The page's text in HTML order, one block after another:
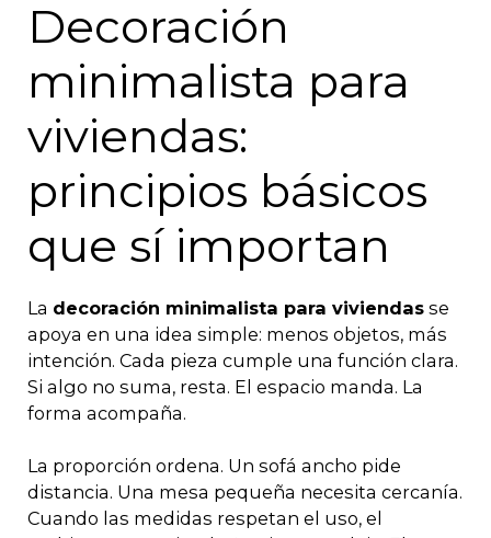
Decoración
minimalista para
viviendas:
principios básicos
que sí importan
La decoración minimalista para viviendas se
apoya en una idea simple: menos objetos, más
intención. Cada pieza cumple una función clara.
Si algo no suma, resta. El espacio manda. La
forma acompaña.
La proporción ordena. Un sofá ancho pide
distancia. Una mesa pequeña necesita cercanía.
Cuando las medidas respetan el uso, el